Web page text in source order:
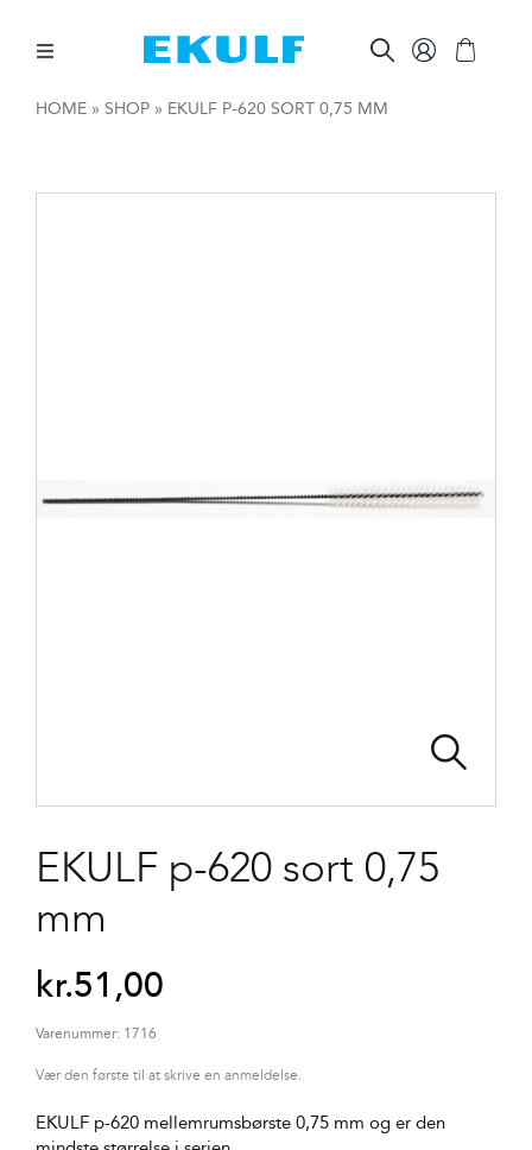
contentToggle
Navigation
HOME» SHOP» EKULF P-620 SORT 0,75 MM
EKULF p-620 sort 0,75
mm
kr.51,00
Varenummer: 1716
Vær den første til at skrive en anmeldelse.
EKULF p-620 mellemrumsbørste 0,75 mm og er den